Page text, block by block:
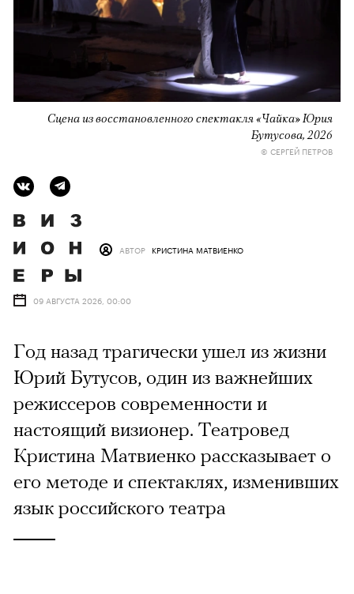
Сцена из восстановленного спектакля «Чайка» Юрия
Бутусова, 2026
© СЕРГЕЙ ПЕТРОВ
АВТОР КРИСТИНА МАТВИЕНКО
09 АВГУСТА 2026, 00:00
Год назад трагически ушел из жизни
Юрий Бутусов, один из важнейших
режиссеров современности и
настоящий визионер. Театровед
Кристина Матвиенко рассказывает о
его методе и спектаклях, изменивших
язык российского театра